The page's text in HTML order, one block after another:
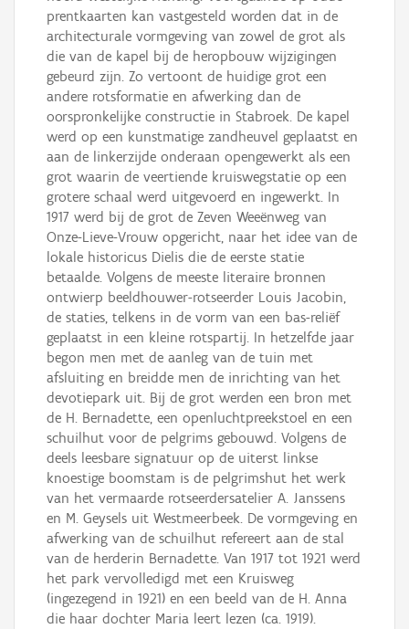
prentkaarten kan vastgesteld worden dat in de
architecturale vormgeving van zowel de grot als
die van de kapel bij de heropbouw wijzigingen
gebeurd zijn. Zo vertoont de huidige grot een
andere rotsformatie en afwerking dan de
oorspronkelijke constructie in Stabroek. De kapel
werd op een kunstmatige zandheuvel geplaatst en
aan de linkerzijde onderaan opengewerkt als een
grot waarin de veertiende kruiswegstatie op een
grotere schaal werd uitgevoerd en ingewerkt. In
1917 werd bij de grot de Zeven Weeënweg van
Onze-Lieve-Vrouw opgericht, naar het idee van de
lokale historicus Dielis die de eerste statie
betaalde. Volgens de meeste literaire bronnen
ontwierp beeldhouwer-rotseerder Louis Jacobin,
de staties, telkens in de vorm van een bas-reliëf
geplaatst in een kleine rotspartij. In hetzelfde jaar
begon men met de aanleg van de tuin met
afsluiting en breidde men de inrichting van het
devotiepark uit. Bij de grot werden een bron met
de H. Bernadette, een openluchtpreekstoel en een
schuilhut voor de pelgrims gebouwd. Volgens de
deels leesbare signatuur op de uiterst linkse
knoestige boomstam is de pelgrimshut het werk
van het vermaarde rotseerdersatelier A. Janssens
en M. Geysels uit Westmeerbeek. De vormgeving en
afwerking van de schuilhut refereert aan de stal
van de herderin Bernadette. Van 1917 tot 1921 werd
het park vervolledigd met een Kruisweg
(ingezegend in 1921) en een beeld van de H. Anna
die haar dochter Maria leert lezen (ca. 1919).